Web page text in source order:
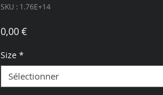
SKU : 1.76E+14
0,00 €Prix
Size *
Sélectionner